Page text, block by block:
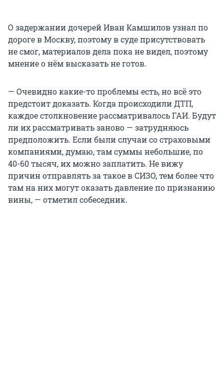
О задержании дочерей Иван Камшилов узнал по
дороге в Москву, поэтому в суде присутствовать
не смог, материалов дела пока не видел, поэтому
мнение о нём высказать не готов.
— Очевидно какие-то проблемы есть, но всё это
предстоит доказать. Когда происходили ДТП,
каждое столкновение рассматривалось ГАИ. Будут
ли их рассматривать заново — затрудняюсь
предположить. Если были случаи со страховыми
компаниями, думаю, там суммы небольшие, по
40-60 тысяч, их можно заплатить. Не вижу
причин отправлять за такое в СИЗО, тем более что
там на них могут оказать давление по признанию
вины, — отметил собеседник.